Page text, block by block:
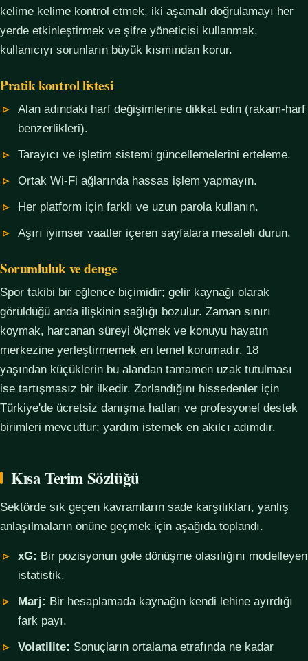
kelime kelime kontrol etmek, iki aşamalı doğrulamayı her
yerde etkinleştirmek ve şifre yöneticisi kullanmak,
kullanıcıyı sorunların büyük kısmından korur.
Pratik kontrol listesi
Alan adındaki harf değişimlerine dikkat edin (rakam-harf
benzerlikleri).
Tarayıcı ve işletim sistemi güncellemelerini erteleme.
Ortak Wi-Fi ağlarında hassas işlem yapmayın.
Her platform için farklı ve uzun parola kullanın.
Aşırı iyimser vaatler içeren sayfalara mesafeli durun.
Sorumluluk ve denge
Spor takibi bir eğlence biçimidir; gelir kaynağı olarak
görüldüğü anda ilişkinin sağlığı bozulur. Zaman sınırı
koymak, harcanan süreyi ölçmek ve konuyu hayatın
merkezine yerleştirmemek en temel korumadır. 18
yaşından küçüklerin bu alandan tamamen uzak tutulması
ise tartışmasız bir ilkedir. Zorlandığını hissedenler için
Türkiye'de ücretsiz danışma hatları ve profesyonel destek
birimleri mevcuttur; yardım istemek en akılcı adımdır.
Kısa Terim Sözlüğü
Sektörde sık geçen kavramların sade karşılıkları, yanlış
anlaşılmaların önüne geçmek için aşağıda toplandı.
xG: Bir pozisyonun gole dönüşme olasılığını modelleyen
istatistik.
Marj: Bir hesaplamada kaynağın kendi lehine ayırdığı
fark payı.
Volatilite: Sonuçların ortalama etrafında ne kadar